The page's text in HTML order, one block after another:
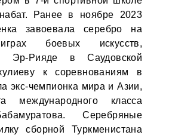
Ранее в ноябре 2023
завоевала серебро на
боевых искусств,
Эр-Рияде в Саудовской
к соревнованиям в
экс-чемпионка мира и Азии,
международного класса
Серебряные
сборной Туркменистана